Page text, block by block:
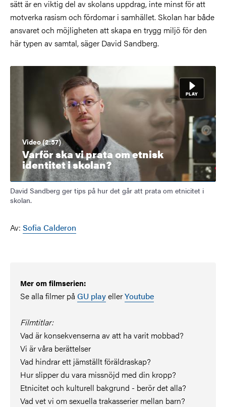
sätt är en viktig del av skolans uppdrag, inte minst för att
motverka rasism och fördomar i samhället. Skolan har både
ansvaret och möjligheten att skapa en trygg miljö för den
här typen av samtal, säger David Sandberg.
Video (2:57)
Varför ska vi prata om etnisk
identitet i skolan?
David Sandberg ger tips på hur det går att prata om etnicitet i
skolan.
Av: Sofia Calderon
Mer om filmserien:
Se alla filmer på GU playellerYoutube
Filmtitlar:
Vad är konsekvenserna av att ha varit mobbad?
Vi är våra berättelser
Vad hindrar ett jämställt föräldraskap?
Hur slipper du vara missnöjd med din kropp?
Etnicitet och kulturell bakgrund - berör det alla?
Vad vet vi om sexuella trakasserier mellan barn?